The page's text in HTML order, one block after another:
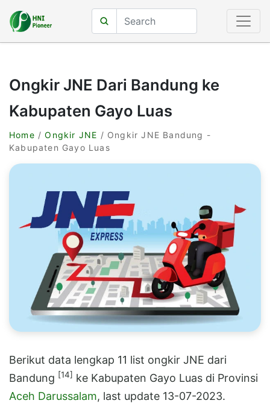
Ongkir JNE Dari Bandung ke
Kabupaten Gayo Luas
Home /Ongkir JNE / Ongkir JNE Bandung -
Kabupaten Gayo Luas
Berikut data lengkap 11 list ongkir JNE dari
Bandung [14] ke Kabupaten Gayo Luas di Provinsi
Aceh Darussalam, last update 13-07-2023.